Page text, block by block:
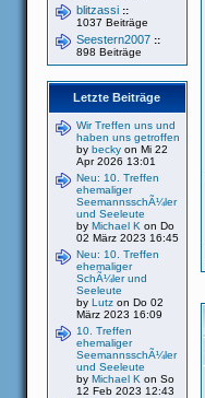
blitzassi ::
1037 Beiträge
Seestern2007 ::
898 Beiträge
Letzte Beiträge
Wir Treffen uns und
haben uns getroffen
by becky on Mi 22
Apr 2026 13:01
Neu: 10. Treffen
ehemaliger
SeemannsschÃ¼ler
und Seeleute
by Michael K on Do
02 März 2023 16:45
Neu: 10. Treffen
ehemaliger
SchÃ¼ler und
Seeleute
by Lutz on Do 02
März 2023 16:09
10. Treffen
ehemaliger
SeemannsschÃ¼ler
und Seeleute
by Michael K on So
12 Feb 2023 12:43